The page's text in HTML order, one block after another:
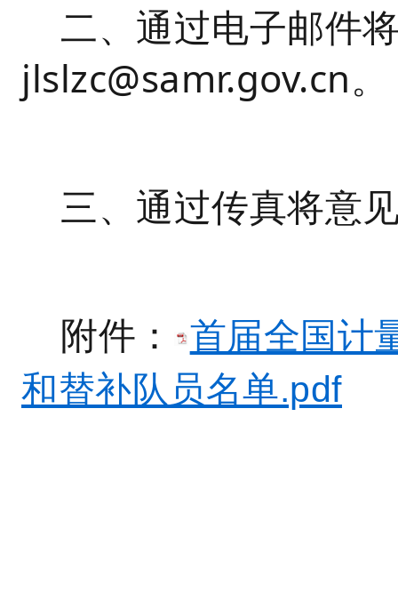
二、通过电子邮件
jlslzc@samr.gov.cn。
三、通过传真将意
附件：
首届全国计
和替补队员名单.pdf